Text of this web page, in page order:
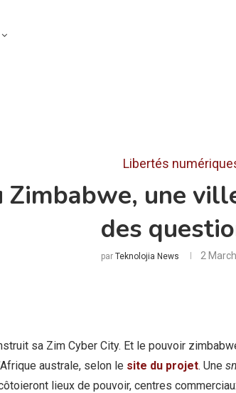
Libertés
Zimbabwe, une
des
par Teknolojia News 2
sa Zim Cyber City. Et le pouvoir
australe, selon le site du projet. Une
lieux de pouvoir, centres